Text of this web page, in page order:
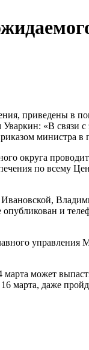
приведены в
«В связи
министра
округа
по всему
опубликован и
может
марта, даже